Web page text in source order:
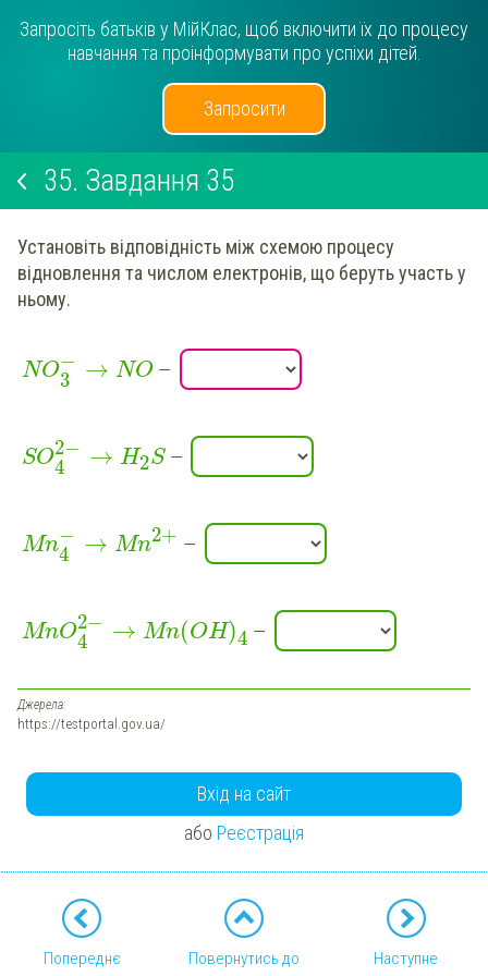
Запросіть батьків у МійКлас, щоб включити їх до процесу
навчання та проінформувати про успіхи дітей.
Запросити
35. Завдання 35
Установіть відповідність між схемою процесу
відновлення та числом електронів, що беруть участь у
ньому.
NO−
3
→ NO —
SO2−
4
→ H2S —
Mn−
4
→ Mn2+ —
MnO2−
4
→ Mn(OH)4 —
Джерела:
https://testportal.gov.ua/
Вхід на сайт
або Реєстрація
Попереднє
Повернутись до
Наступне